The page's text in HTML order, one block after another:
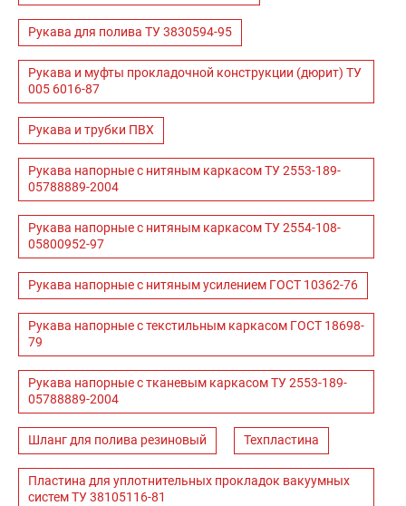
Рукава для полива ТУ 3830594-95
Рукава и муфты прокладочной конструкции (дюрит) ТУ
005 6016-87
Рукава и трубки ПВХ
Рукава напорные с нитяным каркасом ТУ 2553-189-
05788889-2004
Рукава напорные с нитяным каркасом ТУ 2554-108-
05800952-97
Рукава напорные с нитяным усилением ГОСТ 10362-76
Рукава напорные с текстильным каркасом ГОСТ 18698-
79
Рукава напорные с тканевым каркасом ТУ 2553-189-
05788889-2004
Шланг для полива резиновый Техпластина
Пластина для уплотнительных прокладок вакуумных
систем ТУ 38105116-81